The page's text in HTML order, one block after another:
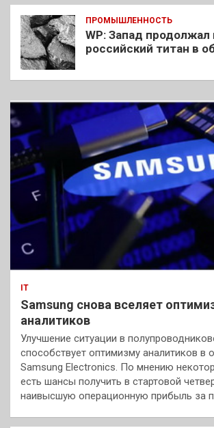
ПРОМЫШЛЕННОСТЬ
WP: Запад продолжал
российский титан в
IT
Samsung снова вселяет
аналитиков
Улучшение ситуации в
способствует оптимизму аналитиков в
Samsung Electronics. По мнению
есть шансы получить в стартовой
наивысшую операционную прибыль за